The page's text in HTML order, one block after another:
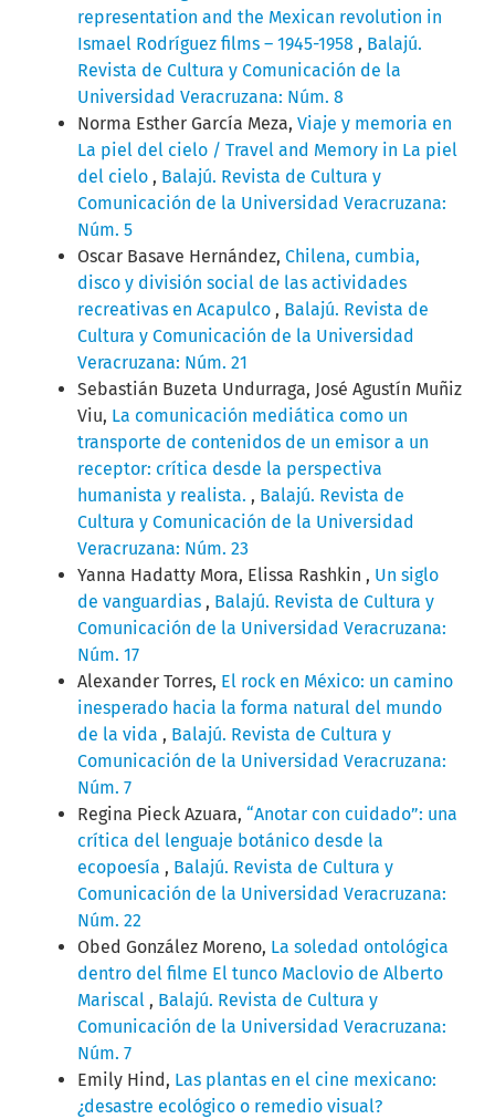
representation and the Mexican revolution in
Ismael Rodríguez films – 1945-1958 , Balajú.
Revista de Cultura y Comunicación de la
Universidad Veracruzana: Núm. 8
Norma Esther García Meza, Viaje y memoria en
La piel del cielo / Travel and Memory in La piel
del cielo , Balajú. Revista de Cultura y
Comunicación de la Universidad Veracruzana:
Núm. 5
Oscar Basave Hernández, Chilena, cumbia,
disco y división social de las actividades
recreativas en Acapulco , Balajú. Revista de
Cultura y Comunicación de la Universidad
Veracruzana: Núm. 21
Sebastián Buzeta Undurraga, José Agustín Muñiz
Viu, La comunicación mediática como un
transporte de contenidos de un emisor a un
receptor: crítica desde la perspectiva
humanista y realista. , Balajú. Revista de
Cultura y Comunicación de la Universidad
Veracruzana: Núm. 23
Yanna Hadatty Mora, Elissa Rashkin , Un siglo
de vanguardias , Balajú. Revista de Cultura y
Comunicación de la Universidad Veracruzana:
Núm. 17
Alexander Torres, El rock en México: un camino
inesperado hacia la forma natural del mundo
de la vida , Balajú. Revista de Cultura y
Comunicación de la Universidad Veracruzana:
Núm. 7
Regina Pieck Azuara, “Anotar con cuidado”: una
crítica del lenguaje botánico desde la
ecopoesía , Balajú. Revista de Cultura y
Comunicación de la Universidad Veracruzana:
Núm. 22
Obed González Moreno, La soledad ontológica
dentro del filme El tunco Maclovio de Alberto
Mariscal , Balajú. Revista de Cultura y
Comunicación de la Universidad Veracruzana:
Núm. 7
Emily Hind, Las plantas en el cine mexicano:
¿desastre ecológico o remedio visual?